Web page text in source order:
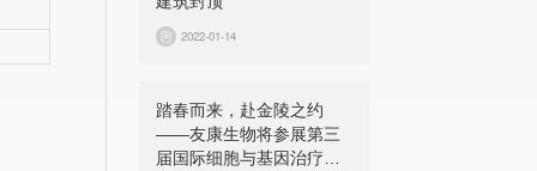
2022-01-14
踏春而来，赴金陵之约
——友康生物将参展第三
届国际细胞与基因治疗中